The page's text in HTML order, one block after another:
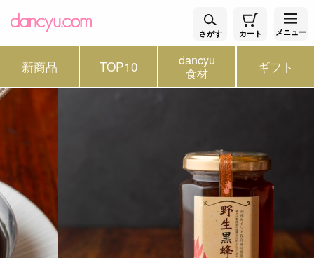
さがす カート メニュー
新商品 TOP10 dancyu
食材 ギフト